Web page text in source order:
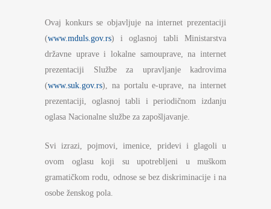
Ovaj konkurs se objavljuje na internet prezentaciji
(www.mduls.gov.rs) i oglasnoj tabli Ministarstva
državne uprave i lokalne samouprave, na internet
prezentaciji Službe za upravljanje kadrovima
(www.suk.gov.rs), na portalu e-uprave, na internet
prezentaciji, oglasnoj tabli i periodičnom izdanju
oglasa Nacionalne službe za zapošljavanje.
Svi izrazi, pojmovi, imenice, pridevi i glagoli u
ovom oglasu koji su upotrebljeni u muškom
gramatičkom rodu, odnose se bez diskriminacije i na
osobe ženskog pola.